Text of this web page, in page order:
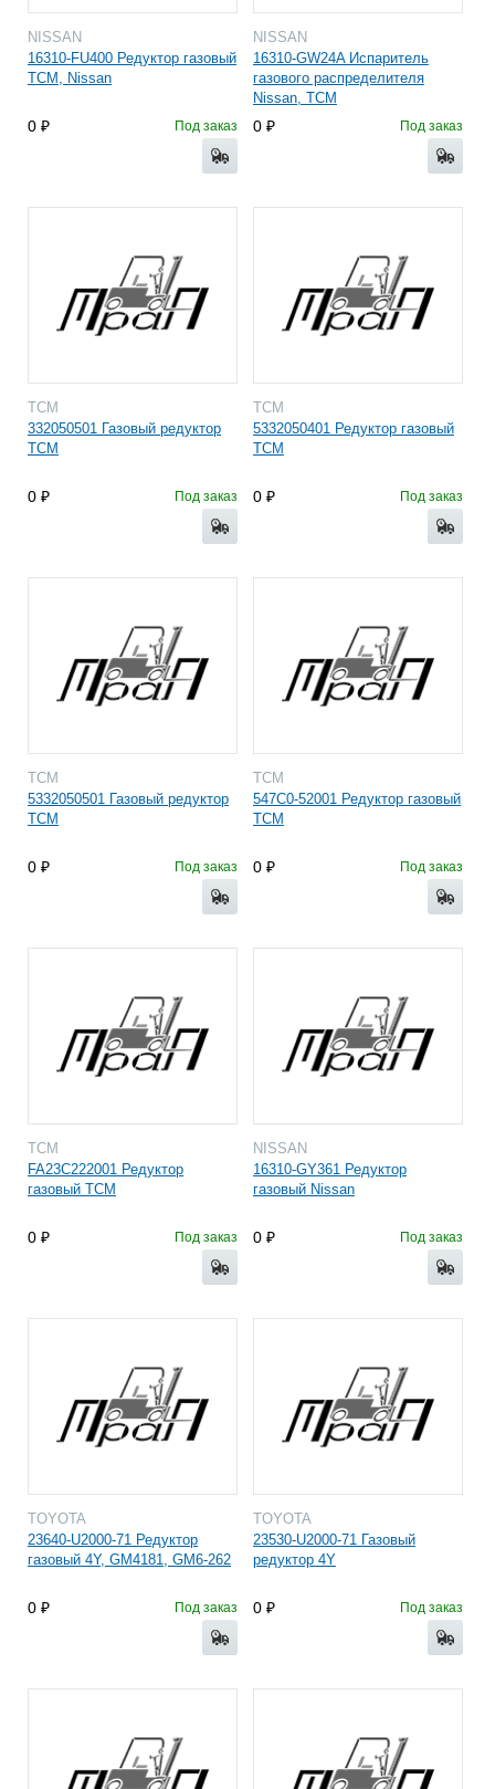
NISSAN
16310-FU400 Редуктор газовый
TCM, Nissan
0 Под заказ
NISSAN
16310-GW24A Испаритель
газового распределителя
Nissan, TCM
0 Под заказ
TCM
332050501 Газовый редуктор
TCM
0 Под заказ
TCM
5332050401 Редуктор газовый
TCM
0 Под заказ
TCM
5332050501 Газовый редуктор
TCM
0 Под заказ
TCM
547C0-52001 Редуктор газовый
TCM
0 Под заказ
TCM
FA23C222001 Редуктор
газовый TCM
0 Под заказ
NISSAN
16310-GY361 Редуктор
газовый Nissan
0 Под заказ
TOYOTA
23640-U2000-71 Редуктор
газовый 4Y, GM4181, GM6-262
0 Под заказ
TOYOTA
23530-U2000-71 Газовый
редуктор 4Y
0 Под заказ